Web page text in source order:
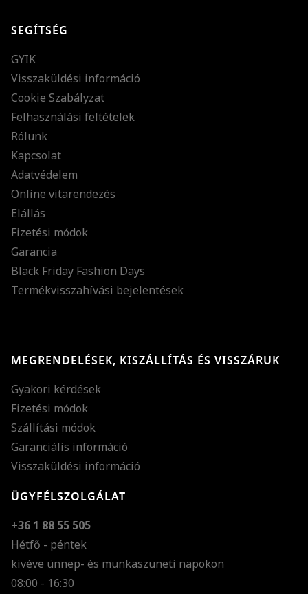
SEGÍTSÉG
GYIK
Visszaküldési információ
Cookie Szabályzat
Felhasználási feltételek
Rólunk
Kapcsolat
Adatvédelem
Online vitarendezés
Elállás
Fizetési módok
Garancia
Black Friday Fashion Days
Termékvisszahívási bejelentések
MEGRENDELÉSEK, KISZÁLLÍTÁS ÉS VISSZÁRUK
Gyakori kérdések
Fizetési módok
Szállítási módok
Garanciális információ
Visszaküldési információ
ÜGYFÉLSZOLGÁLAT
+36 1 88 55 505
Hétfő - péntek
kivéve ünnep- és munkaszüneti napokon
08:00 - 16:30